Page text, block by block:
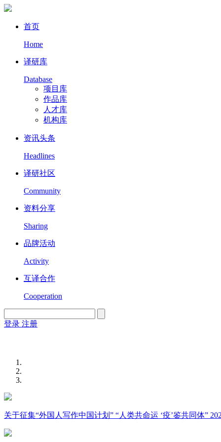
首页
Home
译研库
Database
项目库
作品库
人才库
机构库
资讯头条
Headlines
译研社区
Community
资料分享
Sharing
品牌活动
Activity
互译合作
Cooperation
登录 注册
关于征集“外国人写作中国计划” “人类共命运 ‘疫’鉴共同体”